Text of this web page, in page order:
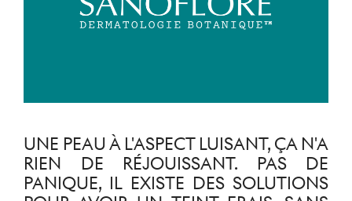
UNE PEAU À L'ASPECT LUISANT, ÇA N'A
RIEN DE RÉJOUISSANT. PAS DE
PANIQUE, IL EXISTE DES SOLUTIONS